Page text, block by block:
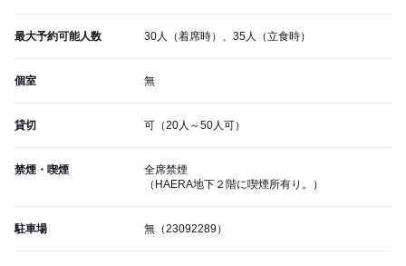
最大予約可能人数 30人（着席時）、35人（立食時）
個室 無
貸切 可（20人～50人可）
禁煙・喫煙
全席禁煙
（HAERA地下２階に喫煙所有り。）
駐車場 無（23092289）